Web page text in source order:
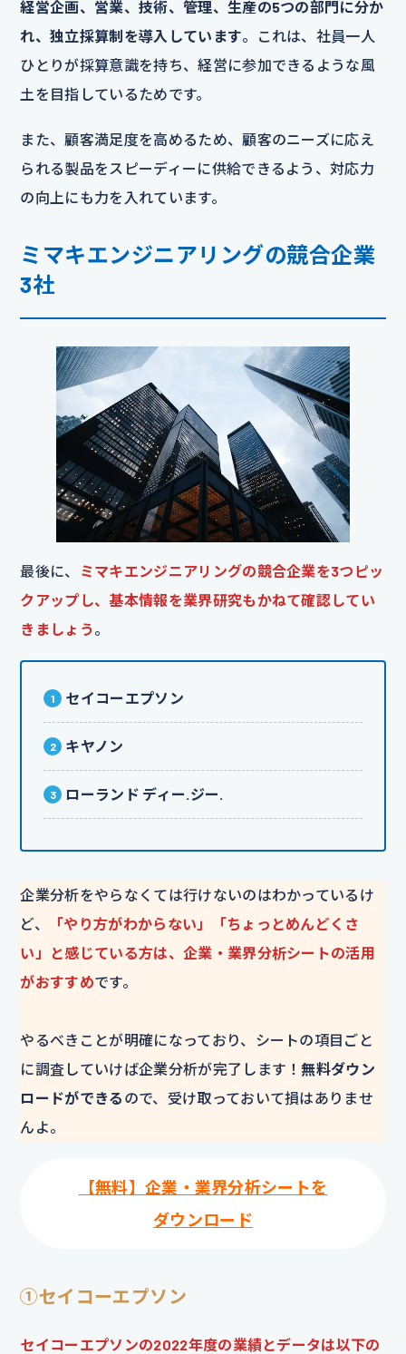
経営企画、営業、技術、管理、生産の5つの部門に分か
れ、独立採算制を導入しています。これは、社員一人
ひとりが採算意識を持ち、経営に参加できるような風
土を目指しているためです。
また、顧客満足度を高めるため、顧客のニーズに応え
られる製品をスピーディーに供給できるよう、対応力
の向上にも力を入れています。
ミマキエンジニアリングの競合企業
3社
最後に、
ミマキエンジニアリングの競合企業を3つピッ
クアップし、基本情報を業界研究もかねて確認してい
きましょう 。
セイコーエプソン
キヤノン
ローランド ディー.ジー.
企業分析をやらなくては行けないのはわかっているけ
ど、
「やり方がわからない」「ちょっとめんどくさ
い」と感じている方は、企業・業界分析シートの活用
がおすすめです。
やるべきことが明確になっており、シートの項目ごと
に調査していけば企業分析が完了します！無料ダウン
ロードができる ので、受け取っておいて損はありませ
んよ。
【無料】企業・業界分析シートを
ダウンロード
①セイコーエプソン
セイコーエプソンの2022年度の業績とデータは以下の